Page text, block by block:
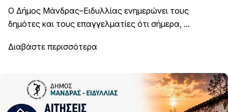
Ο Δήμος Μάνδρας–Ειδυλλίας ενημερώνει τους
δημότες και τους επαγγελματίες ότι σήμερα, ...
Διαβάστε περισσότερα